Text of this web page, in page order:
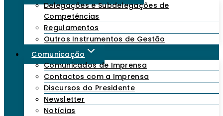
Delegações e Subdelegações de
Competências
Regulamentos
Outros Instrumentos de Gestão
Comunicação
Comunicados de Imprensa
Contactos com a Imprensa
Discursos do Presidente
Newsletter
Notícias